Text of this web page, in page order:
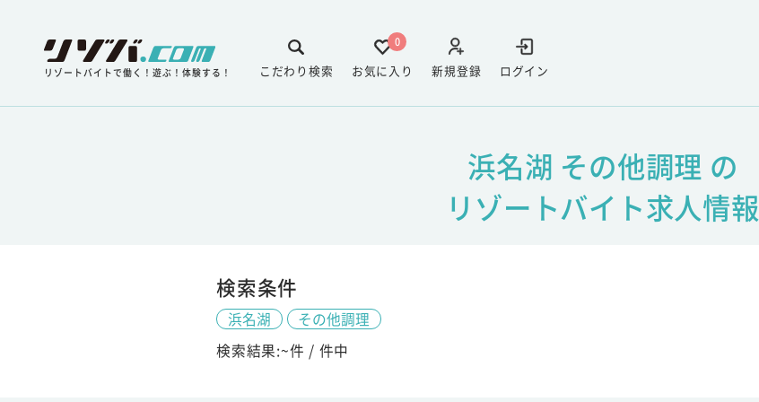
リゾートバイトで働く！遊ぶ！体験する！ ログイン
新規登録
0
お気に入り
こだわり検索
浜名湖 その他調理 の
リゾートバイト求人情報
検索条件
浜名湖
その他調理
検索結果:~件 / 件中